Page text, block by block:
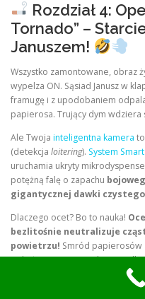
Rozdział 4:
Tornado” –
Januszem!
Wszystko zamontowane, obraz
wypelza ON. Sąsiad Janusz w
framugę i z upodobaniem
papierosa. Trujący dym
Ale Twoja inteligentna kamera
(detekcja loitering). System Smart
uruchamia ukryty
potężną falę o zapachu
gigantycznej dawki
Dlaczego ocet? Bo to nauka!
bezlitośnie neutralizuje
powietrzu! Smród papierosów
wybałusza oczy i ucieka z